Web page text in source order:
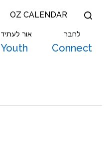
OZ CALENDAR
אור לעתיד
Youth
לחבר
Connect